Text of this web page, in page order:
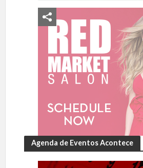
Agenda de Eventos Acontece